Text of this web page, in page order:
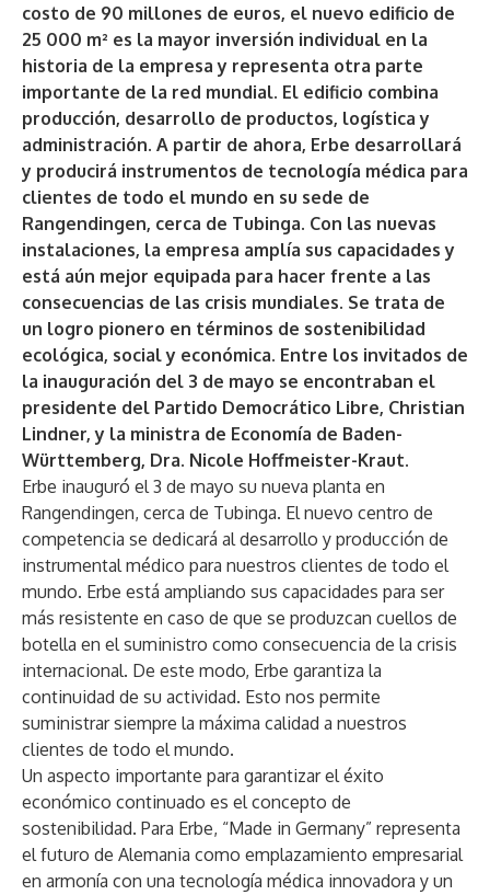
costo de 90 millones de euros, el nuevo edificio de
25 000 m² es la mayor inversión individual en la
historia de la empresa y representa otra parte
importante de la red mundial. El edificio combina
producción, desarrollo de productos, logística y
administración. A partir de ahora, Erbe desarrollará
y producirá instrumentos de tecnología médica para
clientes de todo el mundo en su sede de
Rangendingen, cerca de Tubinga. Con las nuevas
instalaciones, la empresa amplía sus capacidades y
está aún mejor equipada para hacer frente a las
consecuencias de las crisis mundiales. Se trata de
un logro pionero en términos de sostenibilidad
ecológica, social y económica. Entre los invitados de
la inauguración del 3 de mayo se encontraban el
presidente del Partido Democrático Libre, Christian
Lindner, y la ministra de Economía de Baden-
Württemberg, Dra. Nicole Hoffmeister-Kraut.
Erbe inauguró el 3 de mayo su nueva planta en
Rangendingen, cerca de Tubinga. El nuevo centro de
competencia se dedicará al desarrollo y producción de
instrumental médico para nuestros clientes de todo el
mundo. Erbe está ampliando sus capacidades para ser
más resistente en caso de que se produzcan cuellos de
botella en el suministro como consecuencia de la crisis
internacional. De este modo, Erbe garantiza la
continuidad de su actividad. Esto nos permite
suministrar siempre la máxima calidad a nuestros
clientes de todo el mundo.
Un aspecto importante para garantizar el éxito
económico continuado es el concepto de
sostenibilidad. Para Erbe, “Made in Germany” representa
el futuro de Alemania como emplazamiento empresarial
en armonía con una tecnología médica innovadora y un